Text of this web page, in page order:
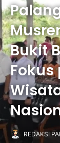
Bukit
REDAKSI